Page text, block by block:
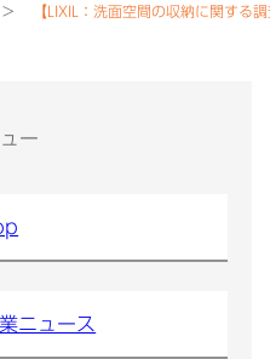
【LIXIL：洗面空間の収納に関する
ー
ニュース